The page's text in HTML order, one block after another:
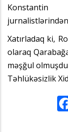
Konstantin
Xatırladaq ki,
olaraq
məşğul
Təhlükəsizlik